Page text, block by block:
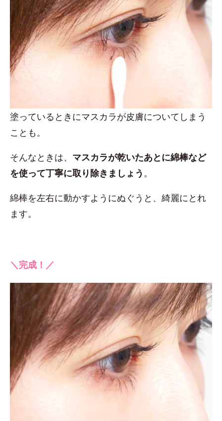
塗っているときにマスカラが皮膚についてしまう
ことも。
そんなときは、 マスカラが乾いたあとに綿棒など
を使って丁寧に取り除きましょう 。
綿棒を左右に動かすようにぬぐうと、綺麗にとれ
ます。
＼完成！／